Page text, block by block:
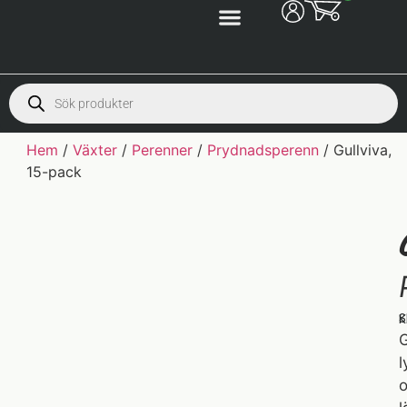
Hem /Växter / Perenner / Prydnadsperenn / Gullviva,
15-pack